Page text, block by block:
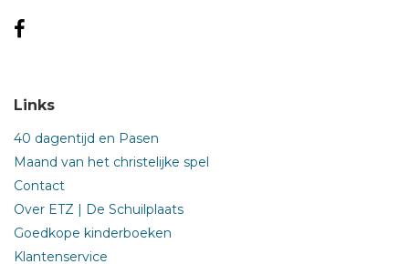
Links
40 dagentijd en Pasen
Maand van het christelijke spel
Contact
Over ETZ | De Schuilplaats
Goedkope kinderboeken
Klantenservice